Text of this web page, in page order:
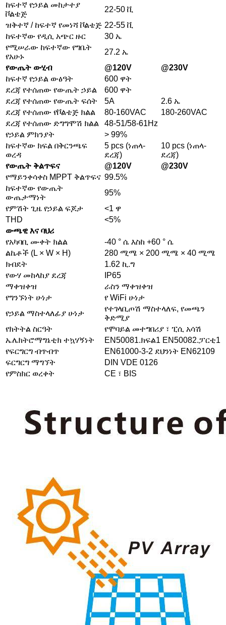
ከፍተኛ የኃይል መከታተያ
ቮልቴጅ
22-50 ቪ
ዝቅተኛ / ከፍተኛ የመነሻ ቮልቴጅ 22-55 ቪ
ከፍተኛው የዲሲ አጭር ዙር
30 ኤ
የሚሠራው ከፍተኛው የግቤት
የአሁኑ
27.2 ኤ
የውጤት ውሂብ
@120V
@230V
ከፍተኛ የኃይል ውፅዓት
600 ዋት
ደረጃ የተሰጠው የውጤት ኃይል
600 ዋት
ደረጃ የተሰጠው የውጤት ፍሰት
5A
2.6 ኤ
ደረጃ የተሰጠው የቮልቴጅ ክልል
80-160VAC
180-260VAC
ደረጃ የተሰጠው ድግግሞሽ ክልል
48-51/58-61Hz
የኃይል ምክንያት
> 99%
ከፍተኛው ክፍል በቅርንጫፍ
ወረዳ
5 pcs (ነጠላ-
ደረጃ)
10 pcs (ነጠላ-
ደረጃ)
የውጤት ቅልጥፍና
@120V
@230V
የማይንቀሳቀስ MPPT ቅልጥፍና 99.5%
ከፍተኛው የውጤት
ውጤታማነት
95%
የምሽት ጊዜ የኃይል ፍጆታ
<1 ዋ
THD
<5%
ውጫዊ እና ባህሪ
የአካባቢ ሙቀት ክልል
-40 ° ሴ እስከ +60 ° ሴ
ልኬቶች (L × W × H)
280 ሚሜ × 200 ሚሜ × 40 ሚሜ
ክብደት
1.62 ኪ.ግ
የውሃ መከላከያ ደረጃ
IP65
ማቀዝቀዝ
ራስን ማቀዝቀዝ
የግንኙነት ሁነታ
የ WiFi ሁነታ
የኃይል ማስተላለፊያ ሁነታ
የተገላቢጦሽ ማስተላለፍ, የመጫን
ቅድሚያ
የክትትል ስርዓት
የሞባይል መተግበሪያ ፣ ፒሲ አሳሽ
ኤሌክትሮማግኔቲክ ተኳሃኝነት
EN50081.ክፍል1 EN50082.ፓርቲ1
የፍርግርግ ብጥብጥ
EN61000-3-2 ደህንነት EN62109
ፍርግርግ ማግኘት
DIN VDE 0126
የምስክር ወረቀት
CE ፣ BIS